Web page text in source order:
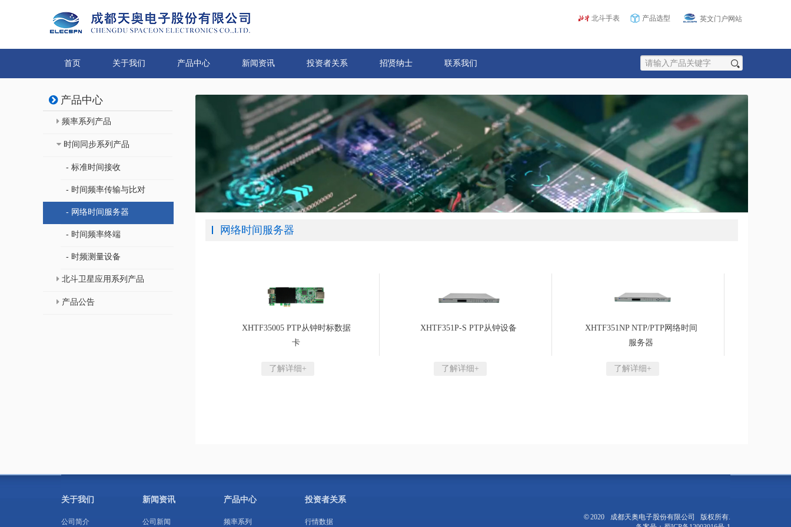
北斗手表 产品选型 英文门户网站
首页 关于我们 产品中心 新闻资讯 投资者关系 招贤纳士 联系我们
产品中心
频率系列产品
时间同步系列产品
- 标准时间接收
- 时间频率传输与比对
- 网络时间服务器
- 时间频率终端
- 时频测量设备
北斗卫星应用系列产品
产品公告
网络时间服务器
XHTF35005 PTP从钟时标数据
卡
了解详细+
XHTF351P-S PTP从钟设备
了解详细+
XHTF351NP NTP/PTP网络时间
服务器
了解详细+
关于我们
公司简介
新闻资讯
公司新闻
产品中心
频率系列
投资者关系
行情数据
©2020
成都天奥电子股份有限公司 版权所有.